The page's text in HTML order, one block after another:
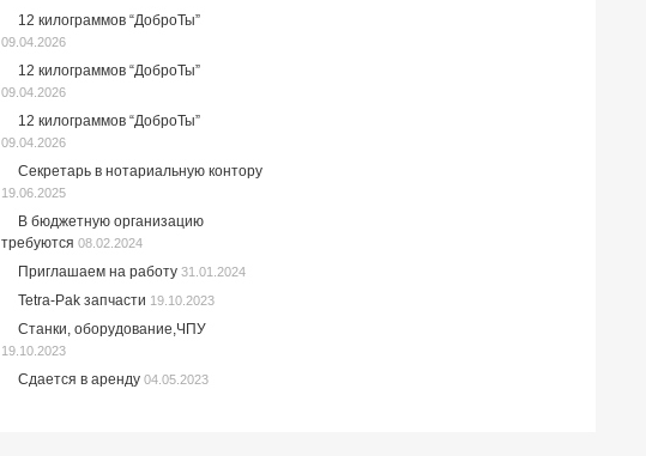
12 килограммов “ДоброТы”
09.04.2026
12 килограммов “ДоброТы”
09.04.2026
12 килограммов “ДоброТы”
09.04.2026
Секретарь в нотариальную контору
19.06.2025
В бюджетную организацию
требуются 08.02.2024
Приглашаем на работу 31.01.2024
Tetra-Pak запчасти 19.10.2023
Станки, оборудование,ЧПУ
19.10.2023
Сдается в аренду 04.05.2023